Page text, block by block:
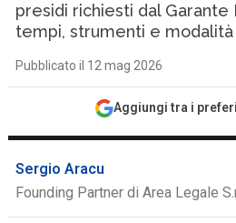
presidi richiesti dal Garante
tempi, strumenti e
Pubblicato il 12 mag 2026
Aggiungi tra i
Sergio Aracu
Founding Partner di Area Legale